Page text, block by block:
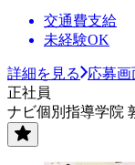
交通費支給
未経験OK
詳細を見る
応募画
正社員
ナビ個別指導学院